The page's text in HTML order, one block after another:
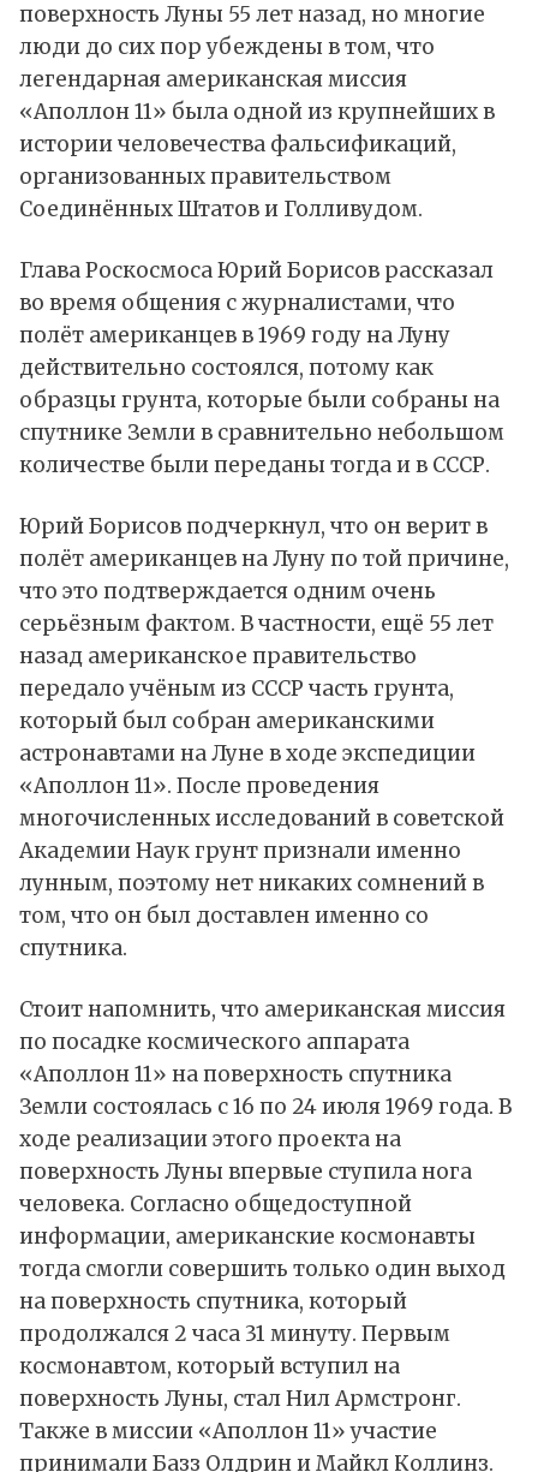
поверхность Луны 55 лет назад, но многие
люди до сих пор убеждены в том, что
легендарная американская миссия
«Аполлон 11» была одной из крупнейших в
истории человечества фальсификаций,
организованных правительством
Соединённых Штатов и Голливудом.
Глава Роскосмоса Юрий Борисов рассказал
во время общения с журналистами, что
полёт американцев в 1969 году на Луну
действительно состоялся, потому как
образцы грунта, которые были собраны на
спутнике Земли в сравнительно небольшом
количестве были переданы тогда и в СССР.
Юрий Борисов подчеркнул, что он верит в
полёт американцев на Луну по той причине,
что это подтверждается одним очень
серьёзным фактом. В частности, ещё 55 лет
назад американское правительство
передало учёным из СССР часть грунта,
который был собран американскими
астронавтами на Луне в ходе экспедиции
«Аполлон 11». После проведения
многочисленных исследований в советской
Академии Наук грунт признали именно
лунным, поэтому нет никаких сомнений в
том, что он был доставлен именно со
спутника.
Стоит напомнить, что американская миссия
по посадке космического аппарата
«Аполлон 11» на поверхность спутника
Земли состоялась с 16 по 24 июля 1969 года. В
ходе реализации этого проекта на
поверхность Луны впервые ступила нога
человека. Согласно общедоступной
информации, американские космонавты
тогда смогли совершить только один выход
на поверхность спутника, который
продолжался 2 часа 31 минуту. Первым
космонавтом, который вступил на
поверхность Луны, стал Нил Армстронг.
Также в миссии «Аполлон 11» участие
принимали Базз Олдрин и Майкл Коллинз.